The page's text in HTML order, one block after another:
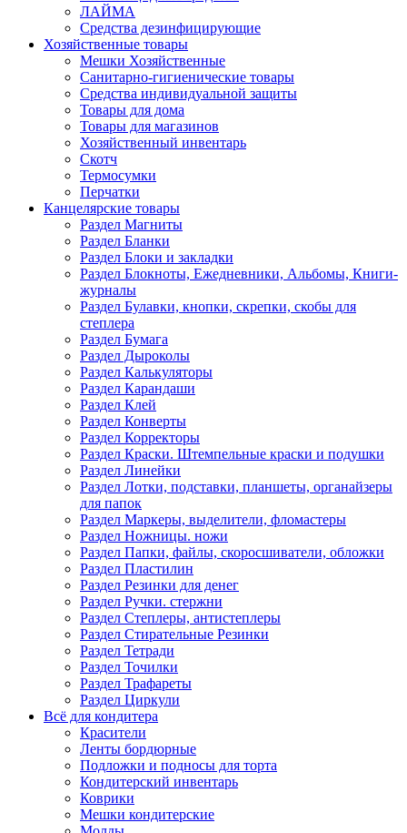
ЛАЙМА
Средства дезинфицирующие
Хозяйственные товары
Мешки Хозяйственные
Санитарно-гигиенические товары
Средства индивидуальной защиты
Товары для дома
Товары для магазинов
Хозяйственный инвентарь
Скотч
Термосумки
Перчатки
Канцелярские товары
Раздел Магниты
Раздел Бланки
Раздел Блоки и закладки
Раздел Блокноты, Ежедневники, Альбомы, Книги-
журналы
Раздел Булавки, кнопки, скрепки, скобы для
степлера
Раздел Бумага
Раздел Дыроколы
Раздел Калькуляторы
Раздел Карандаши
Раздел Клей
Раздел Конверты
Раздел Корректоры
Раздел Краски. Штемпельные краски и подушки
Раздел Линейки
Раздел Лотки, подставки, планшеты, органайзеры
для папок
Раздел Маркеры, выделители, фломастеры
Раздел Ножницы. ножи
Раздел Папки, файлы, скоросшиватели, обложки
Раздел Пластилин
Раздел Резинки для денег
Раздел Ручки. стержни
Раздел Степлеры, антистеплеры
Раздел Стирательные Резинки
Раздел Тетради
Раздел Точилки
Раздел Трафареты
Раздел Циркули
Всё для кондитера
Красители
Ленты бордюрные
Подложки и подносы для торта
Кондитерский инвентарь
Коврики
Мешки кондитерские